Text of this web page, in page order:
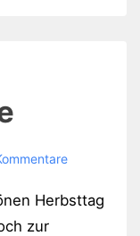
Herbsttag
zur